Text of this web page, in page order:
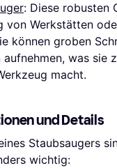
: Diese robusten
von Werkstätten
können groben
aufnehmen, was sie
macht.
und Details
Staubsaugers
wichtig: